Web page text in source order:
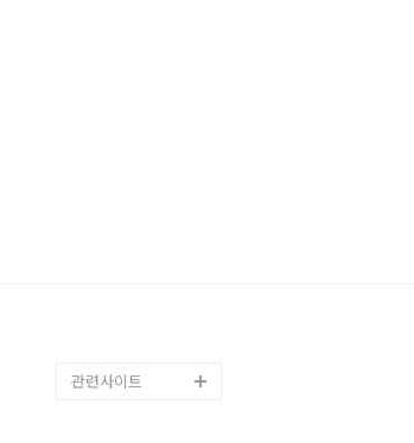
관련사이트